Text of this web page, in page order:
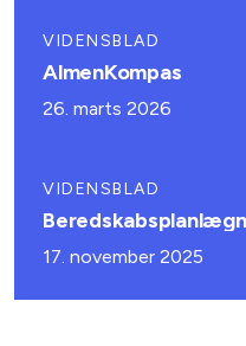
VIDENSBLAD
AlmenKompas
26. marts 2026
VIDENSBLAD
17. november 2025